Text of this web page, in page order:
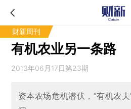
财新周刊
有机农业另一条路
2013年06月17日第23期
资本农场危机潜伏，“有机农